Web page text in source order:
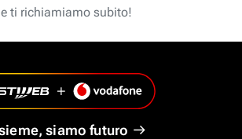
e ti richiamiamo subito!
siamo futuro